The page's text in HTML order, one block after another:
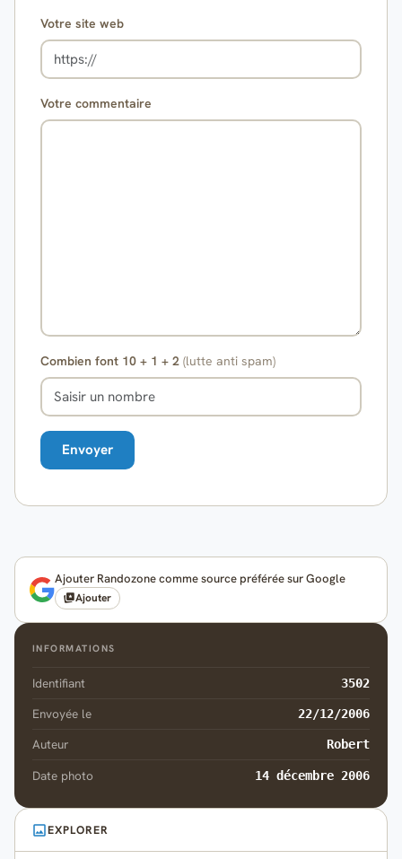
Votre site web
Votre commentaire
Combien font 10 + 1 + 2 (lutte anti spam)
Ajouter Randozone comme source préférée sur Google
Ajouter
INFORMATIONS
Identifiant 3502
Envoyée le 22/12/2006
Auteur Robert
Date photo 14 décembre 2006
EXPLORER